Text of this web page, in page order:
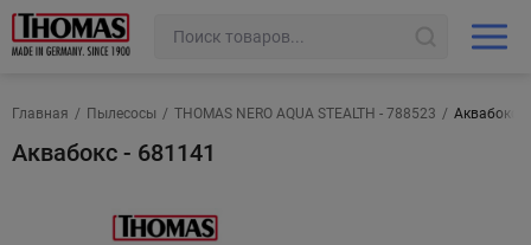
Главная / Пылесосы / THOMAS NERO AQUA STEALTH - 788523 / Аквабокс -
Аквабокс - 681141